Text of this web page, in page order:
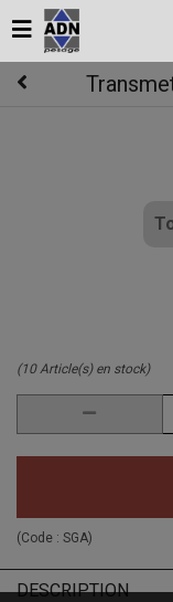
(10 Article(s) en stock)
(Code : SGA)
DESCRIPTION